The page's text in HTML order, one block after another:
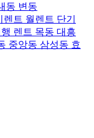
동 변동
트 월렌트 단기
렌트 목동 대흥
중앙동 삼성동 효